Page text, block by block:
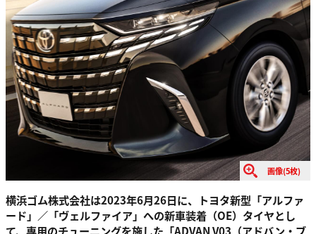
画像(5枚)
横浜ゴム株式会社は2023年6月26日に、トヨタ新型「アルファ
ード」／「ヴェルファイア」への新車装着（OE）タイヤとし
て、専用のチューニングを施した「ADVAN V03（アドバン・ブ